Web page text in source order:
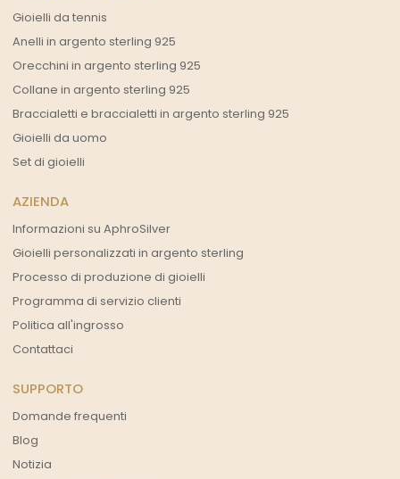
Gioielli da tennis
Anelli in argento sterling 925
Orecchini in argento sterling 925
Collane in argento sterling 925
Braccialetti e braccialetti in argento sterling 925
Gioielli da uomo
Set di gioielli
AZIENDA
Informazioni su AphroSilver
Gioielli personalizzati in argento sterling
Processo di produzione di gioielli
Programma di servizio clienti
Politica all'ingrosso
Contattaci
SUPPORTO
Domande frequenti
Blog
Notizia